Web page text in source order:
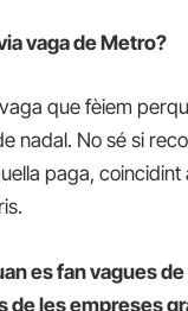
vaga de Metro?
que fèiem
nadal. No sé si
paga, coincidint
es fan vagues
de les empreses